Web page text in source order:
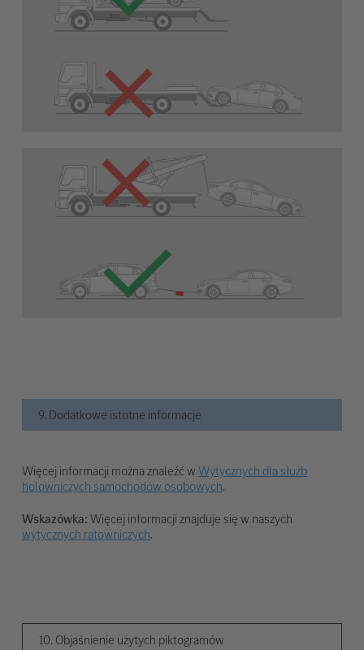
9. Dodatkowe istotne informacje
Więcej informacji można znaleźć wWytycznych dla służb
holowniczych samochodów osobowych.
Wskazówka:Więcej informacji znajduje się w naszych
wytycznych ratowniczych.
10. Objaśnienie użytych piktogramów